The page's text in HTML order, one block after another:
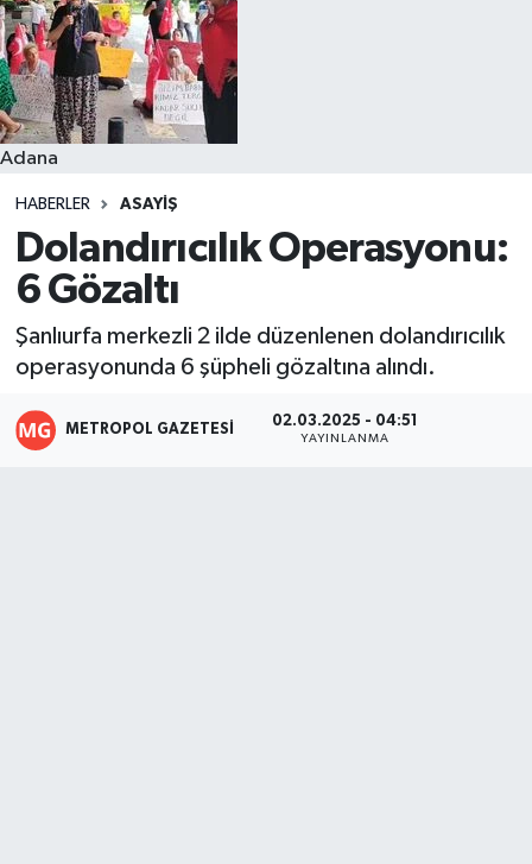
Adana
HABERLER ASAYIŞ
Dolandırıcılık Operasyonu:
6 Gözaltı
Şanlıurfa merkezli 2 ilde düzenlenen dolandırıcılık
operasyonunda 6 şüpheli gözaltına alındı.
METROPOL GAZETESI 02.03.2025 - 04:51
YAYINLANMA
Resmi İlanlar